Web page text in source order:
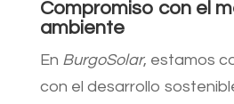
Compromiso con el
ambiente
En BurgoSolar, estamos
con el desarrollo